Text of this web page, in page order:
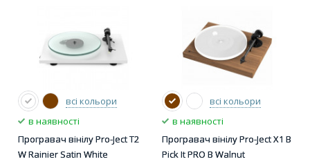
всі кольори
в наявності
Програвач вінілу Pro-Ject T2
W Rainier Satin White
всі кольори
в наявності
Програвач вінілу Pro-Ject X1 B
Pick It PRO B Walnut